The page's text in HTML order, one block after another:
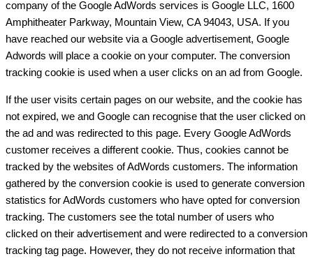
company of the Google AdWords services is Google LLC, 1600
Amphitheater Parkway, Mountain View, CA 94043, USA. If you
have reached our website via a Google advertisement, Google
Adwords will place a cookie on your computer. The conversion
tracking cookie is used when a user clicks on an ad from Google.
If the user visits certain pages on our website, and the cookie has
not expired, we and Google can recognise that the user clicked on
the ad and was redirected to this page. Every Google AdWords
customer receives a different cookie. Thus, cookies cannot be
tracked by the websites of AdWords customers. The information
gathered by the conversion cookie is used to generate conversion
statistics for AdWords customers who have opted for conversion
tracking. The customers see the total number of users who
clicked on their advertisement and were redirected to a conversion
tracking tag page. However, they do not receive information that